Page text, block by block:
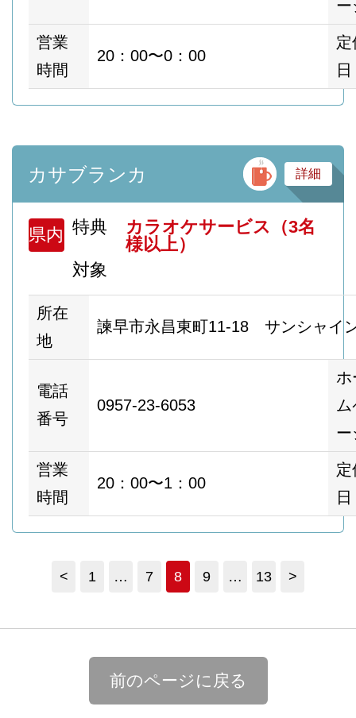
ー
営業
時間
20：00〜0：00
定
日
カサブランカ バ
詳細
県内 特典
カラオケサービス（3名
様以上）
対象
所在
地
諫早市永昌東町11-18 サンシャイ
電話
番号
0957-23-6053
ホ
ー
営業
時間
20：00〜1：00
定
日
< 1 … 7 8 9 … 13 >
前のページに戻る